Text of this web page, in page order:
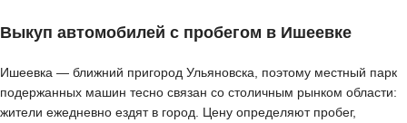
Выкуп автомобилей с пробегом в Ишеевке
Ишеевка — ближний пригород Ульяновска, поэтому местный парк
подержанных машин тесно связан со столичным рынком области:
жители ежедневно ездят в город. Цену определяют пробег,